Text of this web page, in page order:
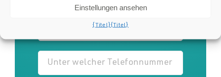
Einstellungen ansehen
{Titel}{Titel}